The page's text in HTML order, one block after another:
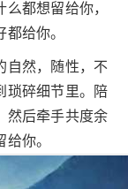
都想留给你，
给你。
自然，随性，不
琐碎细节里。陪
然后牵手共度余
你。